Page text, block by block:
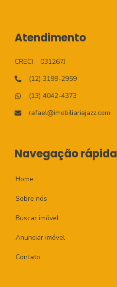
Atendimento
CRECI
031267J
(12) 3199-2959
(13) 4042-4373
rafael@imobiliariajazz.com
Navegação rápida
Home
Sobre nós
Buscar imóvel
Anunciar imóvel
Contato